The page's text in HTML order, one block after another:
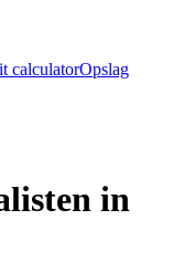
calculatorOpslag
in